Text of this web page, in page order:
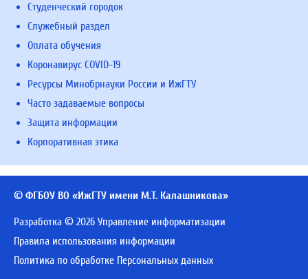
Студенческий городок
Служебный раздел
Оплата обучения
Коронавирус COVID-19
Ресурсы Минобрнауки России и ИжГТУ
Часто задаваемые вопросы
Защита информации
Корпоративная этика
© ФГБОУ ВО «ИжГТУ имени М.Т. Калашникова»
Разработка © 2026 Управление информатизации
Правила использования информации
Политика по обработке Персональных данных